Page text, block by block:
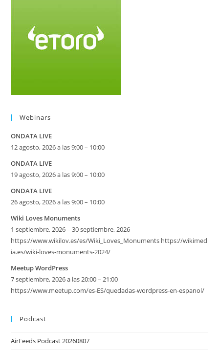
Webinars
ONDATA LIVE
12 agosto, 2026 a las 9:00 – 10:00
ONDATA LIVE
19 agosto, 2026 a las 9:00 – 10:00
ONDATA LIVE
26 agosto, 2026 a las 9:00 – 10:00
Wiki Loves Monuments
1 septiembre, 2026 – 30 septiembre, 2026
https://www.wikilov.es/es/Wiki_Loves_Monuments https://wikimed
ia.es/wiki-loves-monuments-2024/
Meetup WordPress
7 septiembre, 2026 a las 20:00 – 21:00
https://www.meetup.com/es-ES/quedadas-wordpress-en-espanol/
Podcast
AirFeeds Podcast 20260807